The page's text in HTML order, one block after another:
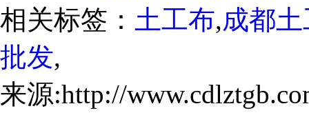
相关标签： 土工布,成都
批发,
来源:http://